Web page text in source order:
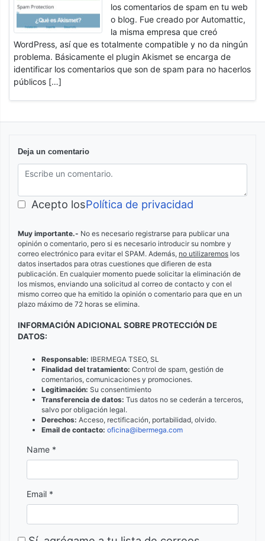
los comentarios de spam en tu web
o blog. Fue creado por Automattic,
la misma empresa que creó
WordPress, así que es totalmente compatible y no da ningún
problema. Básicamente el plugin Akismet se encarga de
identificar los comentarios que son de spam para no hacerlos
públicos […]
Deja un comentario
Acepto losPolítica de privacidad
Muy importante.- No es necesario registrarse para publicar una
opinión o comentario, pero si es necesario introducir su nombre y
correo electrónico para evitar el SPAM. Además, no utilizaremos los
datos insertados para otras cuestiones que difieren de esta
publicación. En cualquier momento puede solicitar la eliminación de
los mismos, enviando una solicitud al correo de contacto y con el
mismo correo que ha emitido la opinión o comentario para que en un
plazo máximo de 72 horas se elimina.
INFORMACIÓN ADICIONAL SOBRE PROTECCIÓN DE
DATOS:
Responsable: IBERMEGA TSEO, SL
Finalidad del tratamiento: Control de spam, gestión de
comentarios, comunicaciones y promociones.
Legitimación: Su consentimiento
Transferencia de datos: Tus datos no se cederán a terceros,
salvo por obligación legal.
Derechos: Acceso, rectificación, portabilidad, olvido.
Email de contacto: oficina@ibermega.com
Name *
Email *